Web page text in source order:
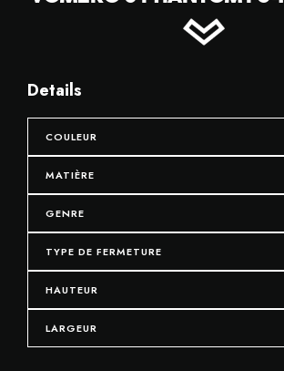
Details
COULEUR
MATIÈRE
GENRE
TYPE DE FERMETURE
HAUTEUR
LARGEUR